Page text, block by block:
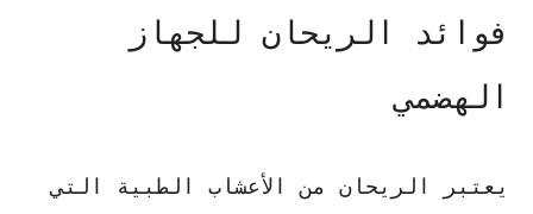
فوائد الريحان للجهاز
الهضمي
يعتبر الريحان من الأعشاب الطبية التي